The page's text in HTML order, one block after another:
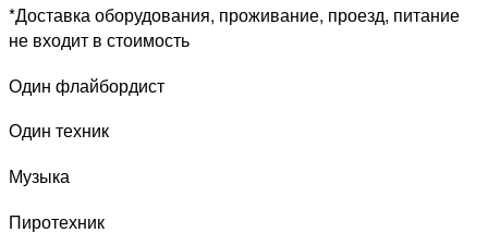
*Доставка оборудования, проживание, проезд, питание
не входит в стоимость
Один флайбордист
Один техник
Музыка
Пиротехник